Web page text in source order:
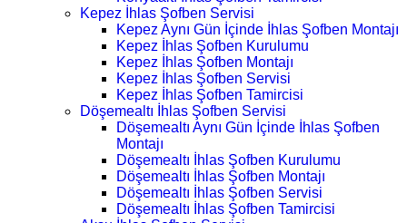
Kepez İhlas Şofben Servisi
Kepez Aynı Gün İçinde İhlas Şofben Montajı
Kepez İhlas Şofben Kurulumu
Kepez İhlas Şofben Montajı
Kepez İhlas Şofben Servisi
Kepez İhlas Şofben Tamircisi
Döşemealtı İhlas Şofben Servisi
Döşemealtı Aynı Gün İçinde İhlas Şofben
Montajı
Döşemealtı İhlas Şofben Kurulumu
Döşemealtı İhlas Şofben Montajı
Döşemealtı İhlas Şofben Servisi
Döşemealtı İhlas Şofben Tamircisi